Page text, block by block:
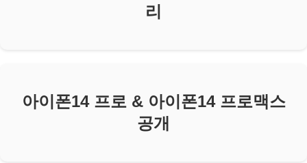
리
아이폰14 프로 & 아이폰14 프로맥스
공개